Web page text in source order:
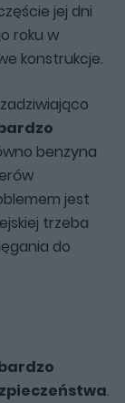
jej dni
roku w
konstrukcje.
benzyna
jest
trzeba
do
.